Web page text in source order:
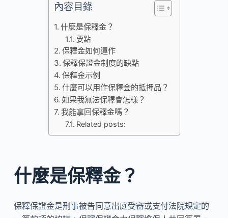
內容目錄
什麼是保釋金？
要點
保釋金如何運作
保釋保證金制度的缺點
保釋金示例
什麼可以用作保釋金的抵押品？
如果我無法保釋會怎樣？
我能拿回保釋金嗎？
Related posts:
什麼是保釋金？
保釋保證金是刑事被告同意出庭受審或支付法院規定的